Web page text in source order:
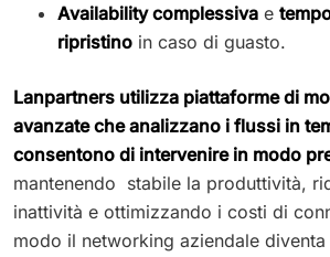
Availability complessiva e
ripristino in caso di guasto.
Lanpartners utilizza piattaforme di
avanzate che analizzano i flussi in
consentono di intervenire in modo
mantenendo stabile la produttività,
inattività e ottimizzando i costi di
modo il networking aziendale diventa